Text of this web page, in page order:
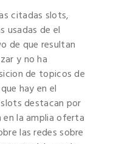
citadas slots,
usadas de el
de que resultan
y no ha
de topicos de
hay en el
destacan por
la amplia oferta
las redes sobre